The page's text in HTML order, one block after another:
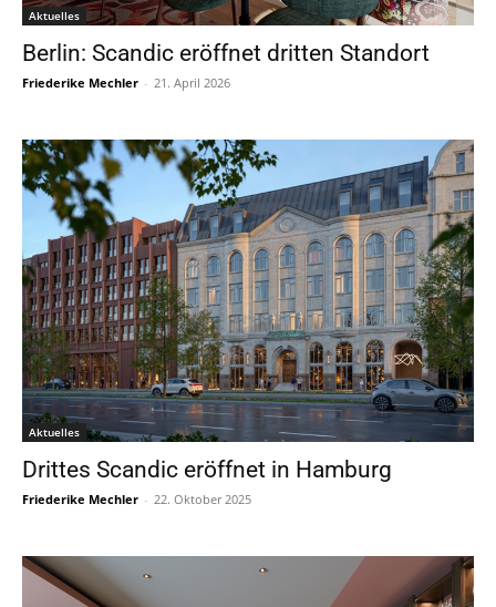
Aktuelles
Berlin: Scandic eröffnet dritten Standort
Friederike Mechler - 21. April 2026
Aktuelles
Drittes Scandic eröffnet in Hamburg
Friederike Mechler - 22. Oktober 2025